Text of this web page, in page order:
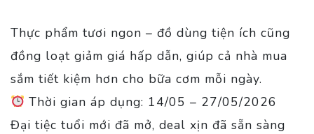
Thực phẩm tươi ngon – đồ dùng tiện ích cũng
đồng loạt giảm giá hấp dẫn, giúp cả nhà mua
sắm tiết kiệm hơn cho bữa cơm mỗi ngày.
Thời gian áp dụng: 14/05 – 27/05/2026
Đại tiệc tuổi mới đã mở, deal xịn đã sẵn sàng